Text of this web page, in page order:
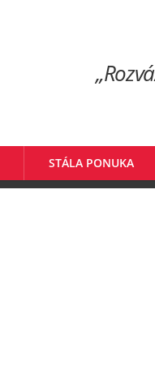
STÁLA PONUKA